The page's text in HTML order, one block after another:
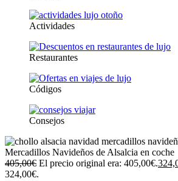
Actividades
Restaurantes
Códigos
Consejos
Mercadillos Navideños de Alsalcia en coche
405,00€ El precio original era: 405,00€.
324,00€.